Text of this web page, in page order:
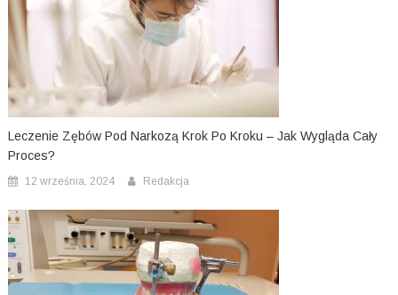
Leczenie Zębów Pod Narkozą Krok Po Kroku – Jak Wygląda Cały
Proces?
12 września, 2024 Redakcja